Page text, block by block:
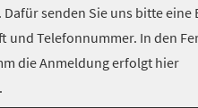
senden Sie uns bitte eine
und Telefonnummer. In den
die Anmeldung erfolgt hier